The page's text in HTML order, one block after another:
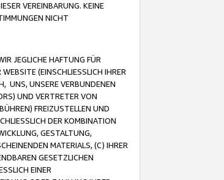
VEREINBARUNG. KEINE
NICHT
JEGLICHE HAFTUNG FÜR
(EINSCHLIESSLICH IHRER
UNS, UNSERE VERBUNDENEN
UND VERTRETER VON
FREIZUSTELLEN UND
DER KOMBINATION
GESTALTUNG,
MATERIALS, (C) IHRER
GESETZLICHEN
EINER